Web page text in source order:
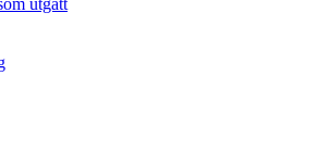
utgått